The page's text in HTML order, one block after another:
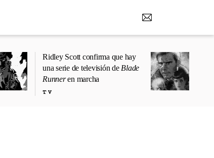
Ridley Scott confirma que hay
una serie de televisión de Blade
Runneren marcha
TV